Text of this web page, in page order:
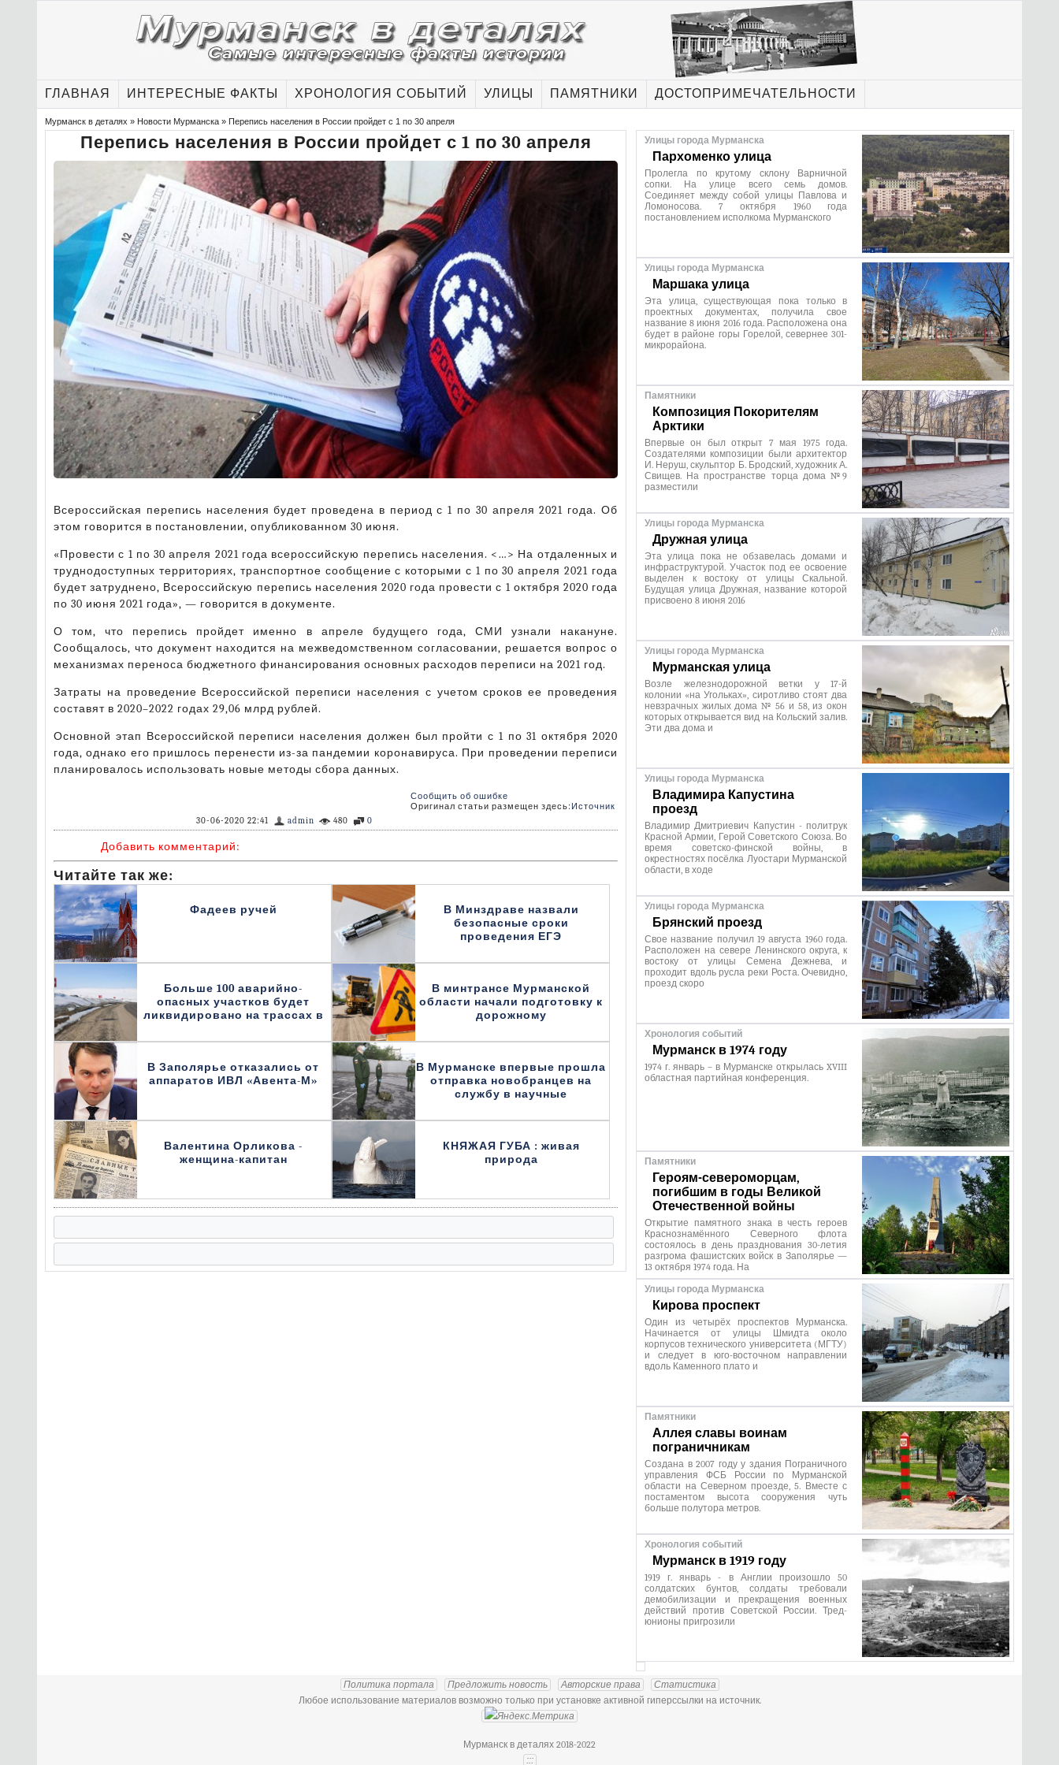
ГЛАВНАЯ ИНТЕРЕСНЫЕ ФАКТЫ ХРОНОЛОГИЯ СОБЫТИЙ УЛИЦЫ ПАМЯТНИКИ ДОСТОПРИМЕЧАТЕЛЬНОСТИ
Мурманск в деталях » Новости Мурманска » Перепись населения в России пройдет с 1 по 30 апреля
Перепись населения в России пройдет с 1 по 30 апреля
Всероссийская перепись населения будет проведена в период с 1 по 30 апреля 2021 года. Об
этом говорится в постановлении, опубликованном 30 июня.
«Провести с 1 по 30 апреля 2021 года всероссийскую перепись населения. <…> На отдаленных и
труднодоступных территориях, транспортное сообщение с которыми с 1 по 30 апреля 2021 года
будет затруднено, Всероссийскую перепись населения 2020 года провести с 1 октября 2020 года
по 30 июня 2021 года», — говорится в документе.
О том, что перепись пройдет именно в апреле будущего года, СМИ узнали накануне.
Сообщалось, что документ находится на межведомственном согласовании, решается вопрос о
механизмах переноса бюджетного финансирования основных расходов переписи на 2021 год.
Затраты на проведение Всероссийской переписи населения с учетом сроков ее проведения
составят в 2020–2022 годах 29,06 млрд рублей.
Основной этап Всероссийской переписи населения должен был пройти с 1 по 31 октября 2020
года, однако его пришлось перенести из-за пандемии коронавируса. При проведении переписи
планировалось использовать новые методы сбора данных.
Сообщить об ошибке
Оригинал статьи размещен здесь: Источник
0
480
admin
30-06-2020 22:41
Добавить комментарий:
Читайте так же:
Фадеев ручей
В Минздраве назвали
безопасные сроки
проведения ЕГЭ
Больше 100 аварийно-
опасных участков будет
ликвидировано на трассах в
В минтрансе Мурманской
области начали подготовку к
дорожному
В Заполярье отказались от
аппаратов ИВЛ «Авента-М»
В Мурманске впервые прошла
отправка новобранцев на
службу в научные
Валентина Орликова -
женщина-капитан
КНЯЖАЯ ГУБА : живая
природа
Улицы города Мурманска
Пархоменко улица
Пролегла по крутому склону Варничной
сопки. На улице всего семь домов.
Соединяет между собой улицы Павлова и
Ломоносова. 7 октября 1960 года
постановлением исполкома Мурманского
Улицы города Мурманска
Маршака улица
Эта улица, существующая пока только в
проектных документах, получила свое
название 8 июня 2016 года. Расположена она
будет в районе горы Горелой, севернее 301-
микрорайона.
Памятники
Композиция Покорителям
Арктики
Впервые он был открыт 7 мая 1975 года.
Создателями композиции были архитектор
И. Неруш, скульптор Б. Бродский, художник А.
Свищев. На пространстве торца дома №9
разместили
Улицы города Мурманска
Дружная улица
Эта улица пока не обзавелась домами и
инфраструктурой. Участок под ее освоение
выделен к востоку от улицы Скальной.
Будущая улица Дружная, название которой
присвоено 8 июня 2016
Улицы города Мурманска
Мурманская улица
Возле железнодорожной ветки у 17-й
колонии «на Угольках», сиротливо стоят два
невзрачных жилых дома № 56 и 58, из окон
которых открывается вид на Кольский залив.
Эти два дома и
Улицы города Мурманска
Владимира Капустина
проезд
Владимир Дмитриевич Капустин - политрук
Красной Армии, Герой Советского Союза. Во
время советско-финской войны, в
окрестностях посёлка Луостари Мурманской
области, в ходе
Улицы города Мурманска
Брянский проезд
Свое название получил 19 августа 1960 года.
Расположен на севере Ленинского округа, к
востоку от улицы Семена Дежнева, и
проходит вдоль русла реки Роста. Очевидно,
проезд скоро
Хронология событий
Мурманск в 1974 году
1974 г. январь – в Мурманске открылась XVIII
областная партийная конференция.
Памятники
Героям-североморцам,
погибшим в годы Великой
Отечественной войны
Открытие памятного знака в честь героев
Краснознамённого Северного флота
состоялось в день празднования 30-летия
разгрома фашистских войск в Заполярье —
13 октября 1974 года. На
Улицы города Мурманска
Кирова проспект
Один из четырёх проспектов Мурманска.
Начинается от улицы Шмидта около
корпусов технического университета (МГТУ)
и следует в юго-восточном направлении
вдоль Каменного плато и
Памятники
Аллея славы воинам
пограничникам
Создана в 2007 году у здания Пограничного
управления ФСБ России по Мурманской
области на Северном проезде, 5. Вместе с
постаментом высота сооружения чуть
больше полутора метров.
Хронология событий
Мурманск в 1919 году
1919 г. январь - в Англии произошло 50
солдатских бунтов, солдаты требовали
демобилизации и прекращения военных
действий против Советской России. Тред-
юнионы пригрозили
Политика портала Предложить новость Авторские права
Статистика
Любое использование материалов возможно только при установке активной гиперссылки на источник.
Мурманск в деталях 2018-2022
:::